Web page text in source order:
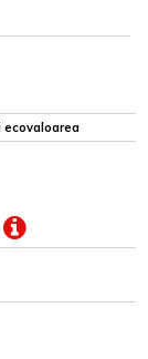
ecovaloarea